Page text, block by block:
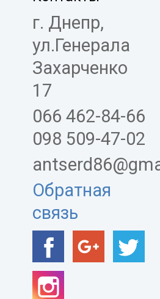
г. Днепр,
ул.Генерала
Захарченко
17
066 462-84-66
098 509-47-02
Обратная
связь